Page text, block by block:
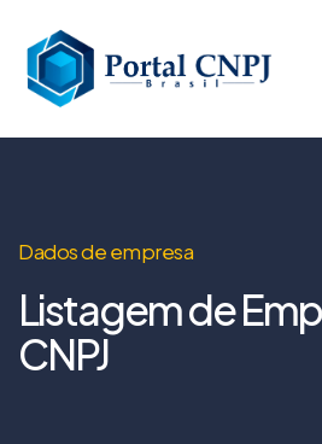
Dados de empresa
Listagem de
CNPJ